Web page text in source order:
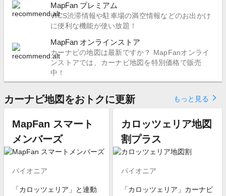
MapFan プレミアム
VICS渋滞情報や駐車場の満空情報などのお出かけ
に便利な機能が使い放題！
MapFan オンラインストア
カーナビの地図は最新ですか？ MapFanオンライ
ンストアでは、カーナビ地図を特別価格で販売
中！
カーナビ地図をおトクに更新 もっと見る arrow_forward_ios
MapFan スマート
メンバーズ
パイオニア
「カロッツェリア」と連動
カロッツェリア地図
割プラス
パイオニア
「カロッツェリア」カーナビ